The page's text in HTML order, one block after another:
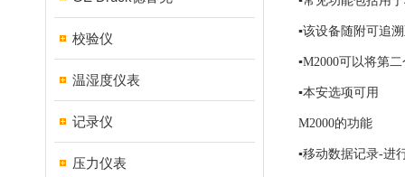
校验仪
温湿度仪表
记录仪
压力仪表
▪该设备随附可追
▪M2000可以将第
▪本安选项可用
M2000的功能
▪移动数据记录-进